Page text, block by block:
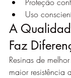
Uso
A
Faz
Resinas de
maior resistência